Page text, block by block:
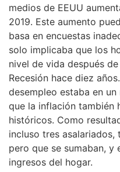
medios de EEUU
2019. Este aumento
basa en encuestas
solo implicaba que los
nivel de vida después
Recesión hace diez
desempleo estaba en
que la inflación también
históricos. Como
incluso tres
pero que se sumaban, y
ingresos del hogar.